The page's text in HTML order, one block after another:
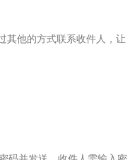
其他的方式联系收件人，让